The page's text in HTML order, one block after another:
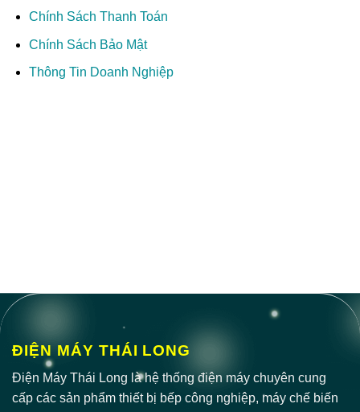
Chính Sách Thanh Toán
Chính Sách Bảo Mật
Thông Tin Doanh Nghiệp
ĐIỆN MÁY THÁI LONG
Điện Máy Thái Long là hệ thống điện máy chuyên cung
cấp các sản phẩm thiết bị bếp công nghiệp, máy chế biến